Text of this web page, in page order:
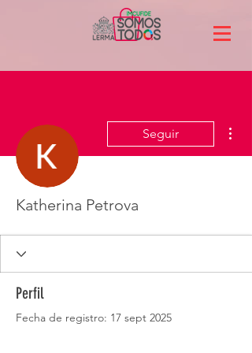
Seguir
Katherina Petrova
Perfil
Fecha de registro: 17 sept 2025